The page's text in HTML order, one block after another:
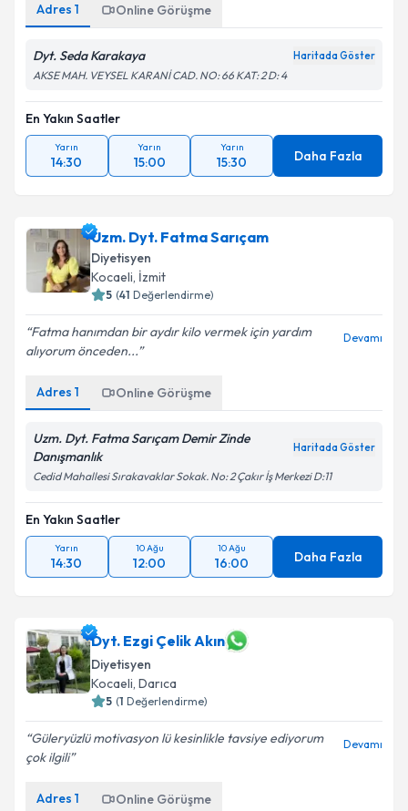
Adres 1 Online Görüşme
Dyt. Seda Karakaya Haritada Göster
AKSE MAH. VEYSEL KARANİ CAD. NO: 66 KAT: 2 D: 4
En Yakın Saatler
Yarın
14:30
Yarın
15:00
Yarın
15:30 Daha Fazla
Uzm. Dyt. Fatma Sarıçam
Diyetisyen
Kocaeli, İzmit
5 (41 Değerlendirme)
Fatma hanımdan bir aydır kilo vermek için yardım
alıyorum önceden...
Devamı
Adres 1 Online Görüşme
Uzm. Dyt. Fatma Sarıçam Demir Zinde
Danışmanlık
Haritada Göster
Cedid Mahallesi Sırakavaklar Sokak. No: 2 Çakır İş Merkezi D:11
En Yakın Saatler
Yarın
14:30
10 Ağu
12:00
10 Ağu
16:00 Daha Fazla
Dyt. Ezgi Çelik Akın
Diyetisyen
Kocaeli, Darıca
5 (1 Değerlendirme)
Güleryüzlü motivasyon lü kesinlikle tavsiye ediyorum
çok ilgili
Devamı
Adres 1 Online Görüşme